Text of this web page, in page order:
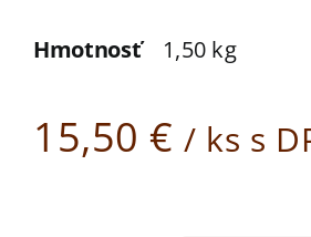
Hmotnosť 1,50 kg
15,50 € / ks s